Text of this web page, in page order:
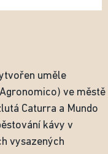
uměle
ve městě
Caturra a Mundo
kávy v
vysazených